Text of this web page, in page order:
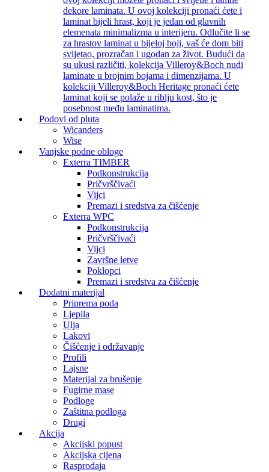
dekore laminata. U ovoj kolekciji pronaći ćete i
laminat bijeli hrast, koji je jedan od glavnih
elemenata minimalizma u interijeru. Odlučite li se
za hrastov laminat u bijeloj boji, vaš će dom biti
svijetao, prozračan i ugodan za život. Budući da
su ukusi različiti, kolekcija Villeroy&Boch nudi
laminate u brojnim bojama i dimenzijama. U
kolekciji Villeroy&Boch Heritage pronaći ćete
laminat koji se polaže u riblju kost, što je
posebnost među laminatima.
Podovi od pluta
Wicanders
Wise
Vanjske podne obloge
Exterra TIMBER
Podkonstrukcija
Pričvrščivaći
Vijci
Premazi i sredstva za čišćenje
Exterra WPC
Podkonstrukcija
Pričvrščivaći
Vijci
Završne letve
Poklopci
Premazi i sredstva za čišćenje
Dodatni materijal
Priprema poda
Ljepila
Ulja
Lakovi
Čišćenje i održavanje
Profili
Lajsne
Materijal za brušenje
Fugirne mase
Podloge
Zaštitna podloga
Drugi
Akcija
Akcijski popust
Akcijska cijena
Rasprodaja